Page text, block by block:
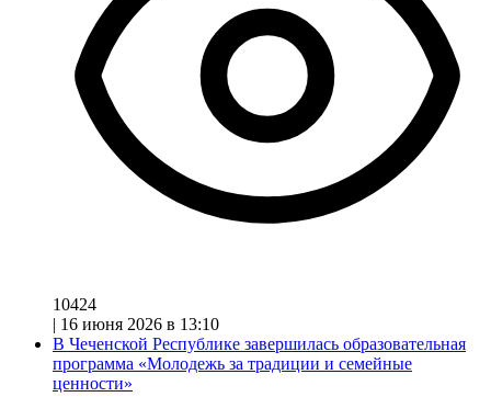
10424
| 16 июня 2026 в 13:10
В Чеченской Республике завершилась образовательная
программа «Молодежь за традиции и семейные
ценности»